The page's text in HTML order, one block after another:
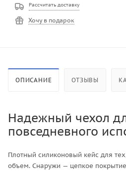
Рассчитать доставку
Хочу в подарок
ОПИСАНИЕ ОТЗЫВЫ
Надежный чехол
повседневного
Плотный силиконовый кейс для
объем. Снаружи — цепкое